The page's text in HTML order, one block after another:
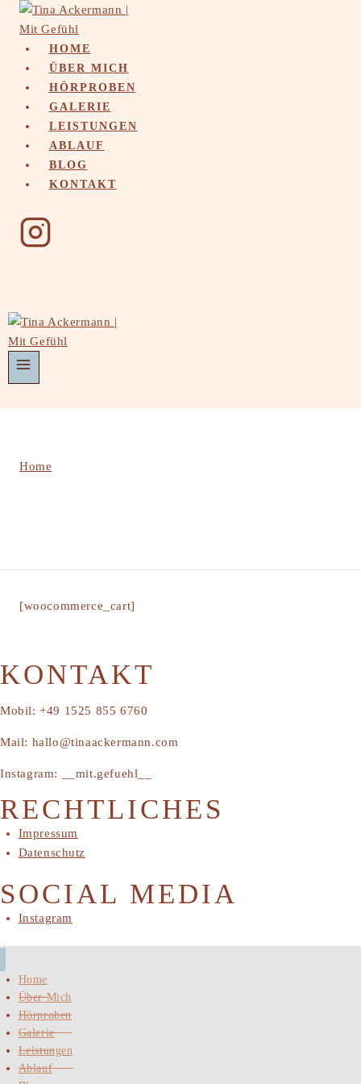
Skip
content
HOME
ÜBER MICH
HÖRPROBEN
GALERIE
LEISTUNGEN
ABLAUF
BLOG
KONTAKT
Home
[woocommerce_cart]
KONTAKT
Mobil: +49 1525 855 6760
Mail: hallo@tinaackermann.com
Instagram: __mit.gefuehl__
RECHTLICHES
Impressum
Datenschutz
SOCIAL MEDIA
Instagram
Home
Über Mich
Hörproben
Galerie
Leistungen
Ablauf